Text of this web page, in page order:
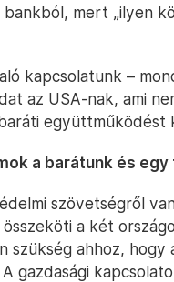
bankból, mert „ilyen
kapcsolatunk –
az USA-nak, ami
együttműködést
a barátunk és
szövetségről
a két
szükség ahhoz,
gazdasági